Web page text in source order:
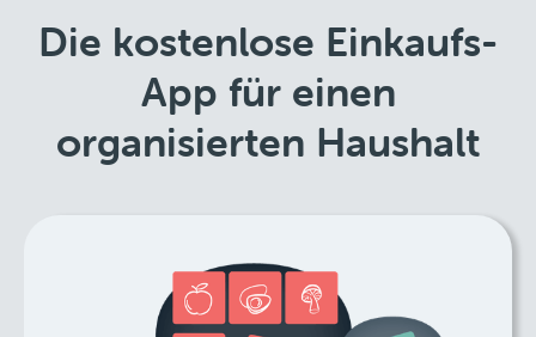
Die kostenlose Einkaufs-
App für einen
organisierten Haushalt